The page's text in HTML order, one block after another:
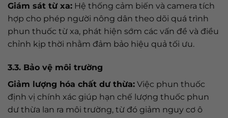
Giám sát từ xa: Hệ thống cảm biến và camera tích
hợp cho phép người nông dân theo dõi quá trình
phun thuốc từ xa, phát hiện sớm các vấn đề và điều
chỉnh kịp thời nhằm đảm bảo hiệu quả tối ưu.
3.3. Bảo vệ môi trường
Giảm lượng hóa chất dư thừa: Việc phun thuốc
định vị chính xác giúp hạn chế lượng thuốc phun
dư thừa lan ra môi trường, từ đó giảm nguy cơ ô